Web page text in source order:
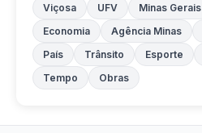
Viçosa
UFV Minas Gerais
Economia
Agência Minas
País
Trânsito Esporte
Tempo
Obras